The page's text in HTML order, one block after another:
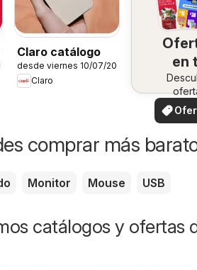
Claro catálogo
desde viernes 10/07/2026
Claro
en
comprar más
Monitor Mouse USB
catálogos y ofertas